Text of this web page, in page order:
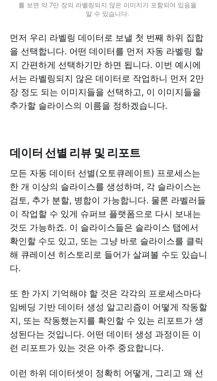
를 보면 약 7만 장의 라벨링되지 않은 이미지가 포함되어 있음을
알 수 있습니다.
먼저 우리 라벨링 데이터로 보낼 첫 번째 하위 집합
을 선택합니다. 어떤 데이터를 먼저 자동 라벨링 할
지 간편하게 선택하기만 하면 됩니다. 이번 예시에
서는 라벨링되지 않은 데이터로 작업하니 먼저 2만
장 정도 되는 이미지들을 선택하고, 이 이미지들을
추가할 슬라이스의 이름을 정하겠습니다.
데이터 선별 리뷰 및 리포트
모든 자동 데이터 선별(오토큐레이트) 프로세스는
한 개 이상의 슬라이스를 생성하며, 각 슬라이스는
검토, 추가 분할, 병합이 가능합니다. 물론 라벨러들
이 작업할 수 있게 슈퍼브 플랫폼으로 다시 보내는
것도 가능하죠. 이 슬라이스들은 슬라이스 탭에서
확인할 수도 있고, 또는 그냥 바로 슬라이스를 클릭
해 큐레이션 히스토리로 들어가 살펴볼 수도 있습니
다.
또 한 가지 기억해야 할 것은 각각의 프로세스마다
임베딩 기반 데이터 생성 알고리즘이 어떻게 작동할
지, 또는 작동했는지를 확인할 수 있는 리포트가 생
성된다는 것입니다. 어떤 데이터 생성 과정이든 이
런 리포트가 있는 것은 아주 중요합니다.
이런 하위 데이터셋이 정확히 어떻게, 그리고 왜 선